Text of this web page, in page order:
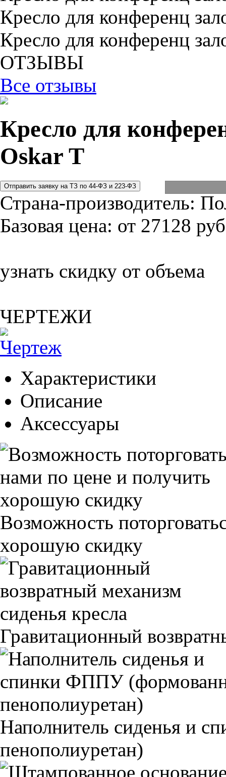
Кресло для конференц
Кресло для конференц
ОТЗЫВЫ
Все отзывы
Кресло для
Oskar T
Страна-производитель:
Базовая цена: от 27128
узнать скидку от объема
ЧЕРТЕЖИ
Характеристики
Описание
Аксессуары
Возможность
хорошую скидку
Гравитационный
Наполнитель сиденья и
пенополиуретан)